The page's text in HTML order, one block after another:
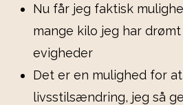
Nu får jeg faktisk
mange kilo jeg har
evigheder
Det er en mulighed for
livsstilsændring, jeg så